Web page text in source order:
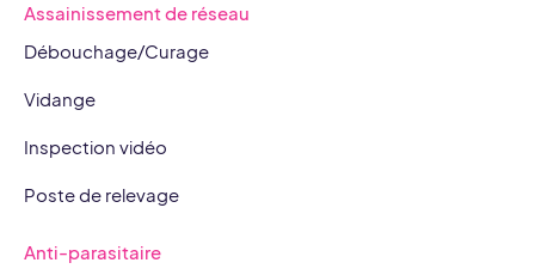
Assainissement de réseau
Débouchage/Curage
Vidange
Inspection vidéo
Poste de relevage
Anti-parasitaire